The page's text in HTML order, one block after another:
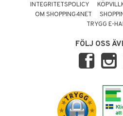
INTEGRITETSPOLICY
OM SHOPPING4NET
TRYGG E-
FÖLJ OSS